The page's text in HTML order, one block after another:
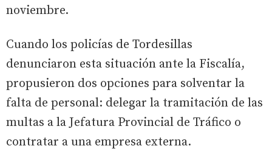
noviembre.
Cuando los policías de Tordesillas
denunciaron esta situación ante la Fiscalía,
propusieron dos opciones para solventar la
falta de personal: delegar la tramitación de las
multas a la Jefatura Provincial de Tráfico o
contratar a una empresa externa.